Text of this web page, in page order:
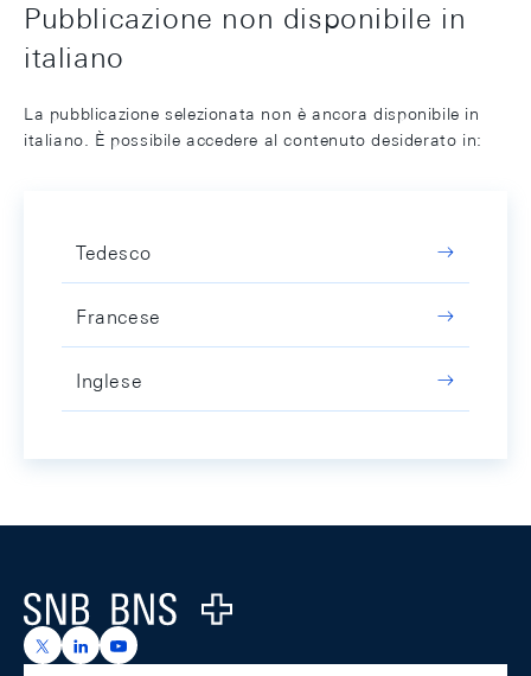
Pubblicazione non disponibile in
italiano
La pubblicazione selezionata non è ancora disponibile in
italiano. È possibile accedere al contenuto desiderato in:
Tedesco
Francese
Inglese
Logo
https://x.com/snb_bns
https://ch.linkedin.com/company/swiss-national-
https://www.youtube.com/@swissnationalbank